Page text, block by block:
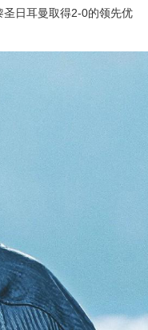
日耳曼取得2-0的领先优